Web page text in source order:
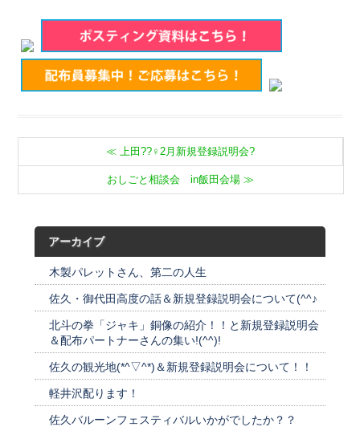
≪ 上田??‍♀️2月新規登録説明会?️
おしごと相談会 in飯田会場≫
アーカイブ
木製パレットさん、第二の人生
佐久・御代田高度の話＆新規登録説明会について(^^♪
北斗の拳「ジャキ」銅像の紹介！！と新規登録説明会
＆配布パートナーさんの集い!(^^)!
佐久の観光地(*^▽^*)＆新規登録説明会について！！
軽井沢配ります！
佐久バルーンフェスティバルいかがでしたか？？